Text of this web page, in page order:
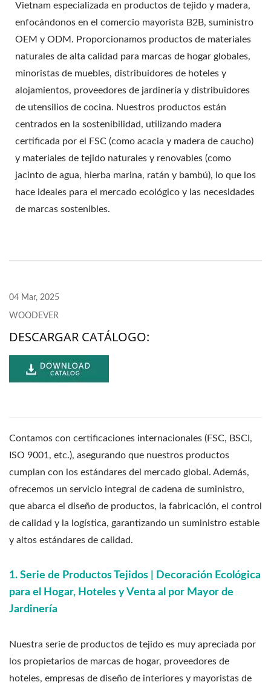
Vietnam especializada en productos de tejido y madera,
enfocándonos en el comercio mayorista B2B, suministro
OEM y ODM. Proporcionamos productos de materiales
naturales de alta calidad para marcas de hogar globales,
minoristas de muebles, distribuidores de hoteles y
alojamientos, proveedores de jardinería y distribuidores
de utensilios de cocina. Nuestros productos están
centrados en la sostenibilidad, utilizando madera
certificada por el FSC (como acacia y madera de caucho)
y materiales de tejido naturales y renovables (como
jacinto de agua, hierba marina, ratán y bambú), lo que los
hace ideales para el mercado ecológico y las necesidades
de marcas sostenibles.
04 Mar, 2025
WOODEVER
DESCARGAR CATÁLOGO:
Contamos con certificaciones internacionales (FSC, BSCI,
ISO 9001, etc.), asegurando que nuestros productos
cumplan con los estándares del mercado global. Además,
ofrecemos un servicio integral de cadena de suministro,
que abarca el diseño de productos, la fabricación, el control
de calidad y la logística, garantizando un suministro estable
y altos estándares de calidad.
1. Serie de Productos Tejidos | Decoración Ecológica
para el Hogar, Hoteles y Venta al por Mayor de
Jardinería
Nuestra serie de productos de tejido es muy apreciada por
los propietarios de marcas de hogar, proveedores de
hoteles, empresas de diseño de interiores y mayoristas de